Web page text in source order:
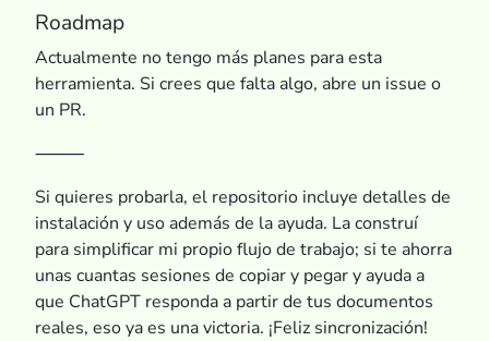
Roadmap
Actualmente no tengo más planes para esta
herramienta. Si crees que falta algo, abre un issue o
un PR.
⸻
Si quieres probarla, el repositorio incluye detalles de
instalación y uso además de la ayuda. La construí
para simplificar mi propio flujo de trabajo; si te ahorra
unas cuantas sesiones de copiar y pegar y ayuda a
que ChatGPT responda a partir de tus documentos
reales, eso ya es una victoria. ¡Feliz sincronización!